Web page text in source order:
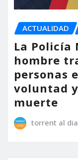
ACTUALIDAD
La Policía
hombre
personas
voluntad
muerte
torrent al dia